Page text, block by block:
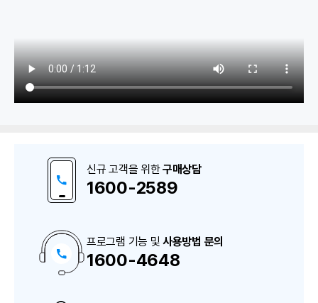
미지급금잔액표 / 구매거래처잔액표
2. 구매발주서
구매발주서 작성/발행
구
매
신규 고객을 위한구매상담
1600-2589
프로그램 기능 및 사용방법 문의
1600-4648